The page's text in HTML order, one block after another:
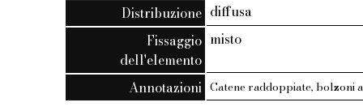
Distribuzione diffusa
Fissaggio
dell'elemento
misto
Annotazioni Catene raddoppiate, bolzoni